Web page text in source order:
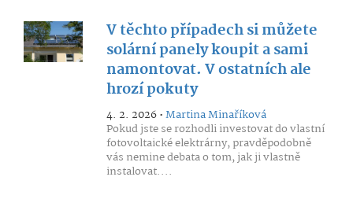
V těchto případech si můžete
solární panely koupit a sami
namontovat. V ostatních ale
hrozí pokuty
4. 2. 2026 •Martina Minaříková
Pokud jste se rozhodli investovat do vlastní
fotovoltaické elektrárny, pravděpodobně
vás nemine debata o tom, jak ji vlastně
instalovat....